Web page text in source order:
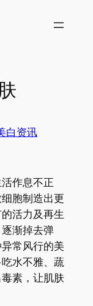
白资讯
作息不正
胞制造出更
活力及再生
渐掉去弹
常风行的美
水不雅、蔬
素，让肌肤